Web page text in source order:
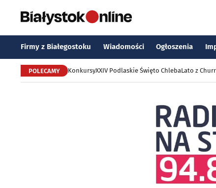
Firmy z Białegostoku Wiadomości Ogłoszenia
POLECAMY KonkursyXXIV Podlaskie Święto ChlebaLato z